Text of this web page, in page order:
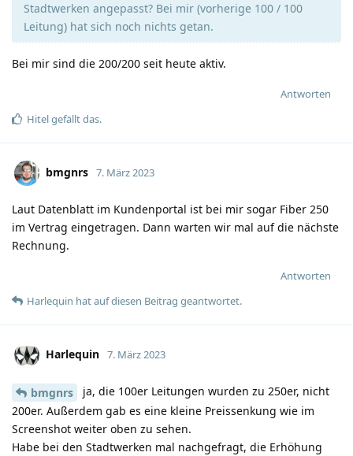
Stadtwerken angepasst? Bei mir (vorherige 100 / 100
Leitung) hat sich noch nichts getan.
Bei mir sind die 200/200 seit heute aktiv.
Antworten
Hitelgefällt das.
bmgnrs 7. März 2023
Laut Datenblatt im Kundenportal ist bei mir sogar Fiber 250
im Vertrag eingetragen. Dann warten wir mal auf die nächste
Rechnung.
Antworten
Harlequin hatauf diesen Beitrag geantwortet.
Harlequin 7. März 2023
bmgnrs
ja, die 100er Leitungen wurden zu 250er, nicht
200er. Außerdem gab es eine kleine Preissenkung wie im
Screenshot weiter oben zu sehen.
Habe bei den Stadtwerken mal nachgefragt, die Erhöhung